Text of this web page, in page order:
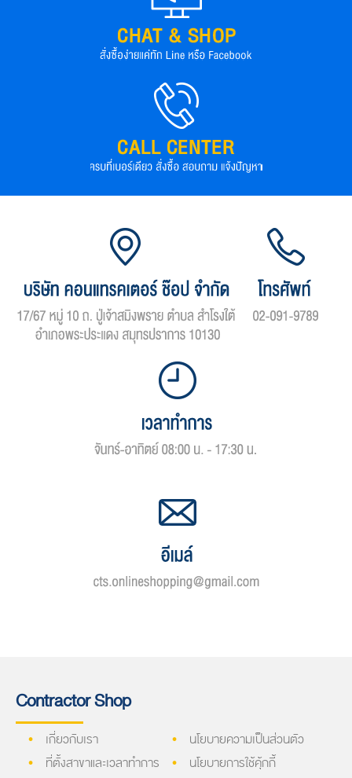
Contractor Shop
เกี่ยวกับเรา
ที่ตั้งสาขาและเวลาทำการ
นโยบายความเป็นส่วนตัว
นโยบายการใช้คุ้กกี้